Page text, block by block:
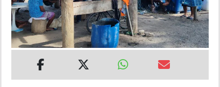
MULTIMEDIA
IMPRESO